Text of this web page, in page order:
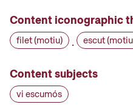
Content iconographic
filet (motiu) · escut
Content subjects
vi escumós